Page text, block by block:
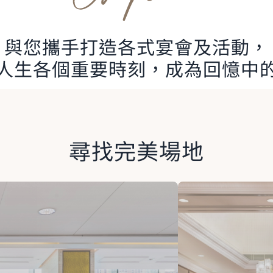
與您攜手打造各式宴會及活動，
生各個重要時刻，成為回憶中
尋找完美場地